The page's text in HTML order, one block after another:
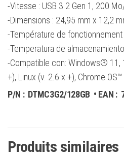
-Vitesse : USB 3.2 Gen 1, 200
-Dimensions : 24,95 mm x 12,2
-Température de fonctionnement
-Temperatura de
-Compatible con: Windows® 11,
+), Linux (v. 2.6.x +), Chrome OS™
P/N : DTMC3G2/128GB • EAN :
Produits similaires